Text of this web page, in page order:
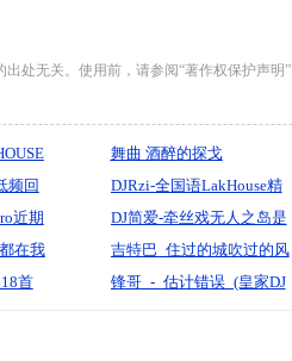
处无关。使用前，请参阅“著作权保护声明”
舞曲 酒醉的探戈
频回
尖端
DJRzi-全国语LakHouse精
选定制迷幻竹子超重低音
试音串烧
近期
我爱
DJ简爱-牵丝戏无人之岛是
你的大哥阿孤独车载串烧
ProgHouse-Rmx
在我
爱是
吉特巴_住过的城吹过的风
_(DJ默涵版)【王爱华】-宝
首
锋哥_-_估计错误_(皇家DJ